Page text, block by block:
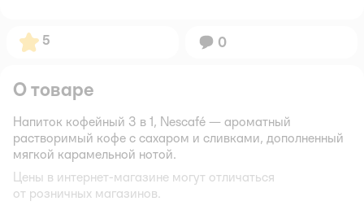
Рейтинг:
5 Вопросов:
0
О товаре
Напиток кофейный 3 в 1, Nescafé — ароматный
растворимый кофе с сахаром и сливками, дополненный
мягкой карамельной нотой.
Цены в интернет-магазине могут отличаться
от розничных магазинов.